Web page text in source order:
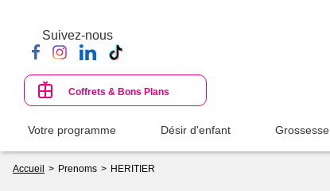
contenu
principal
Suivez-nous
Coffrets & Bons Plans
Votre programme Désir d'enfant Grossesse
d'Ariane
Accueil Prenoms HERITIER